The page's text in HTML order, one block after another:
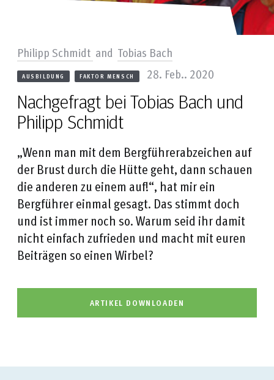
Nachgefragt bei Tobias Bach und
Philipp Schmidt
AUSBILDUNG FAKTOR MENSCH 28. Feb.. 2020
Philipp Schmidt and Tobias Bach
„Wenn man mit dem Bergführerabzeichen auf
der Brust durch die Hütte geht, dann schauen
die anderen zu einem auf!“, hat mir ein
Bergführer einmal gesagt. Das stimmt doch
und ist immer noch so. Warum seid ihr damit
nicht einfach zufrieden und macht mit euren
Beiträgen so einen Wirbel?
ARTIKEL DOWNLOADEN